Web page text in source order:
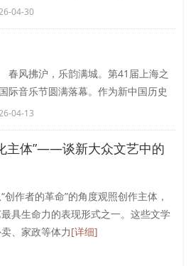
的总结性评价。《诗经&middot;国
中的大部分诗歌都是从民间采集来
04-30
风拂沪，乐韵满城。第41届上海之
际音乐节圆满落幕。作为新中国历史
久、影响力最广的音乐节庆品牌，本
乐节以“艺术的交融与共生”为内核，以
细]
04-13
主体”——谈新大众文艺中的
作者的革命”的角度观照创作主体，
具生命力的表现形式之一。这些文学
、家政等体力[详细]